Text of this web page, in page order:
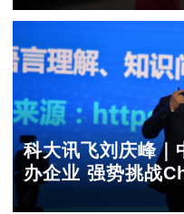
科大讯飞刘庆峰｜
办企业 强势挑战